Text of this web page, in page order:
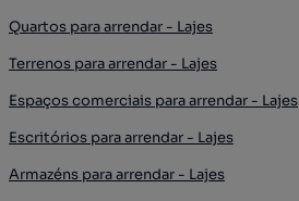
Quartos para arrendar - Lajes
Terrenos para arrendar - Lajes
Espaços comerciais para arrendar - Lajes
Escritórios para arrendar - Lajes
Armazéns para arrendar - Lajes